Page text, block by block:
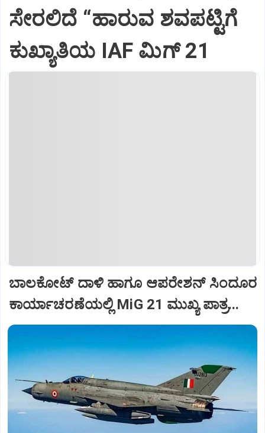
ಸೇರಲಿದೆ “ಹಾರುವ ಶವಪಟ್ಟಿಗೆ
ಕುಖ್ಯಾತಿಯ IAF ಮಿಗ್‌ 21
ಬಾಲಕೋಟ್‌ ದಾಳಿ ಹಾಗೂ ಆಪರೇಶನ್‌ ಸಿಂದೂರ
ಕಾರ್ಯಾಚರಣೆಯಲ್ಲಿ MiG 21 ಮುಖ್ಯ ಪಾತ್ರ...